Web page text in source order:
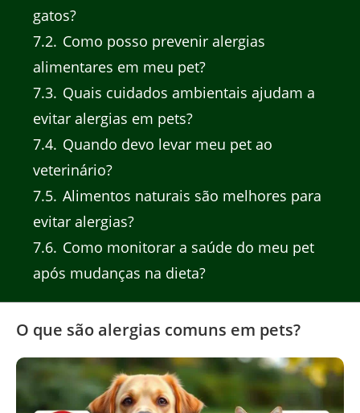
gatos?
7.2 Como posso prevenir alergias
alimentares em meu pet?
7.3 Quais cuidados ambientais ajudam a
evitar alergias em pets?
7.4 Quando devo levar meu pet ao
veterinário?
7.5 Alimentos naturais são melhores para
evitar alergias?
7.6 Como monitorar a saúde do meu pet
após mudanças na dieta?
O que são alergias comuns em pets?